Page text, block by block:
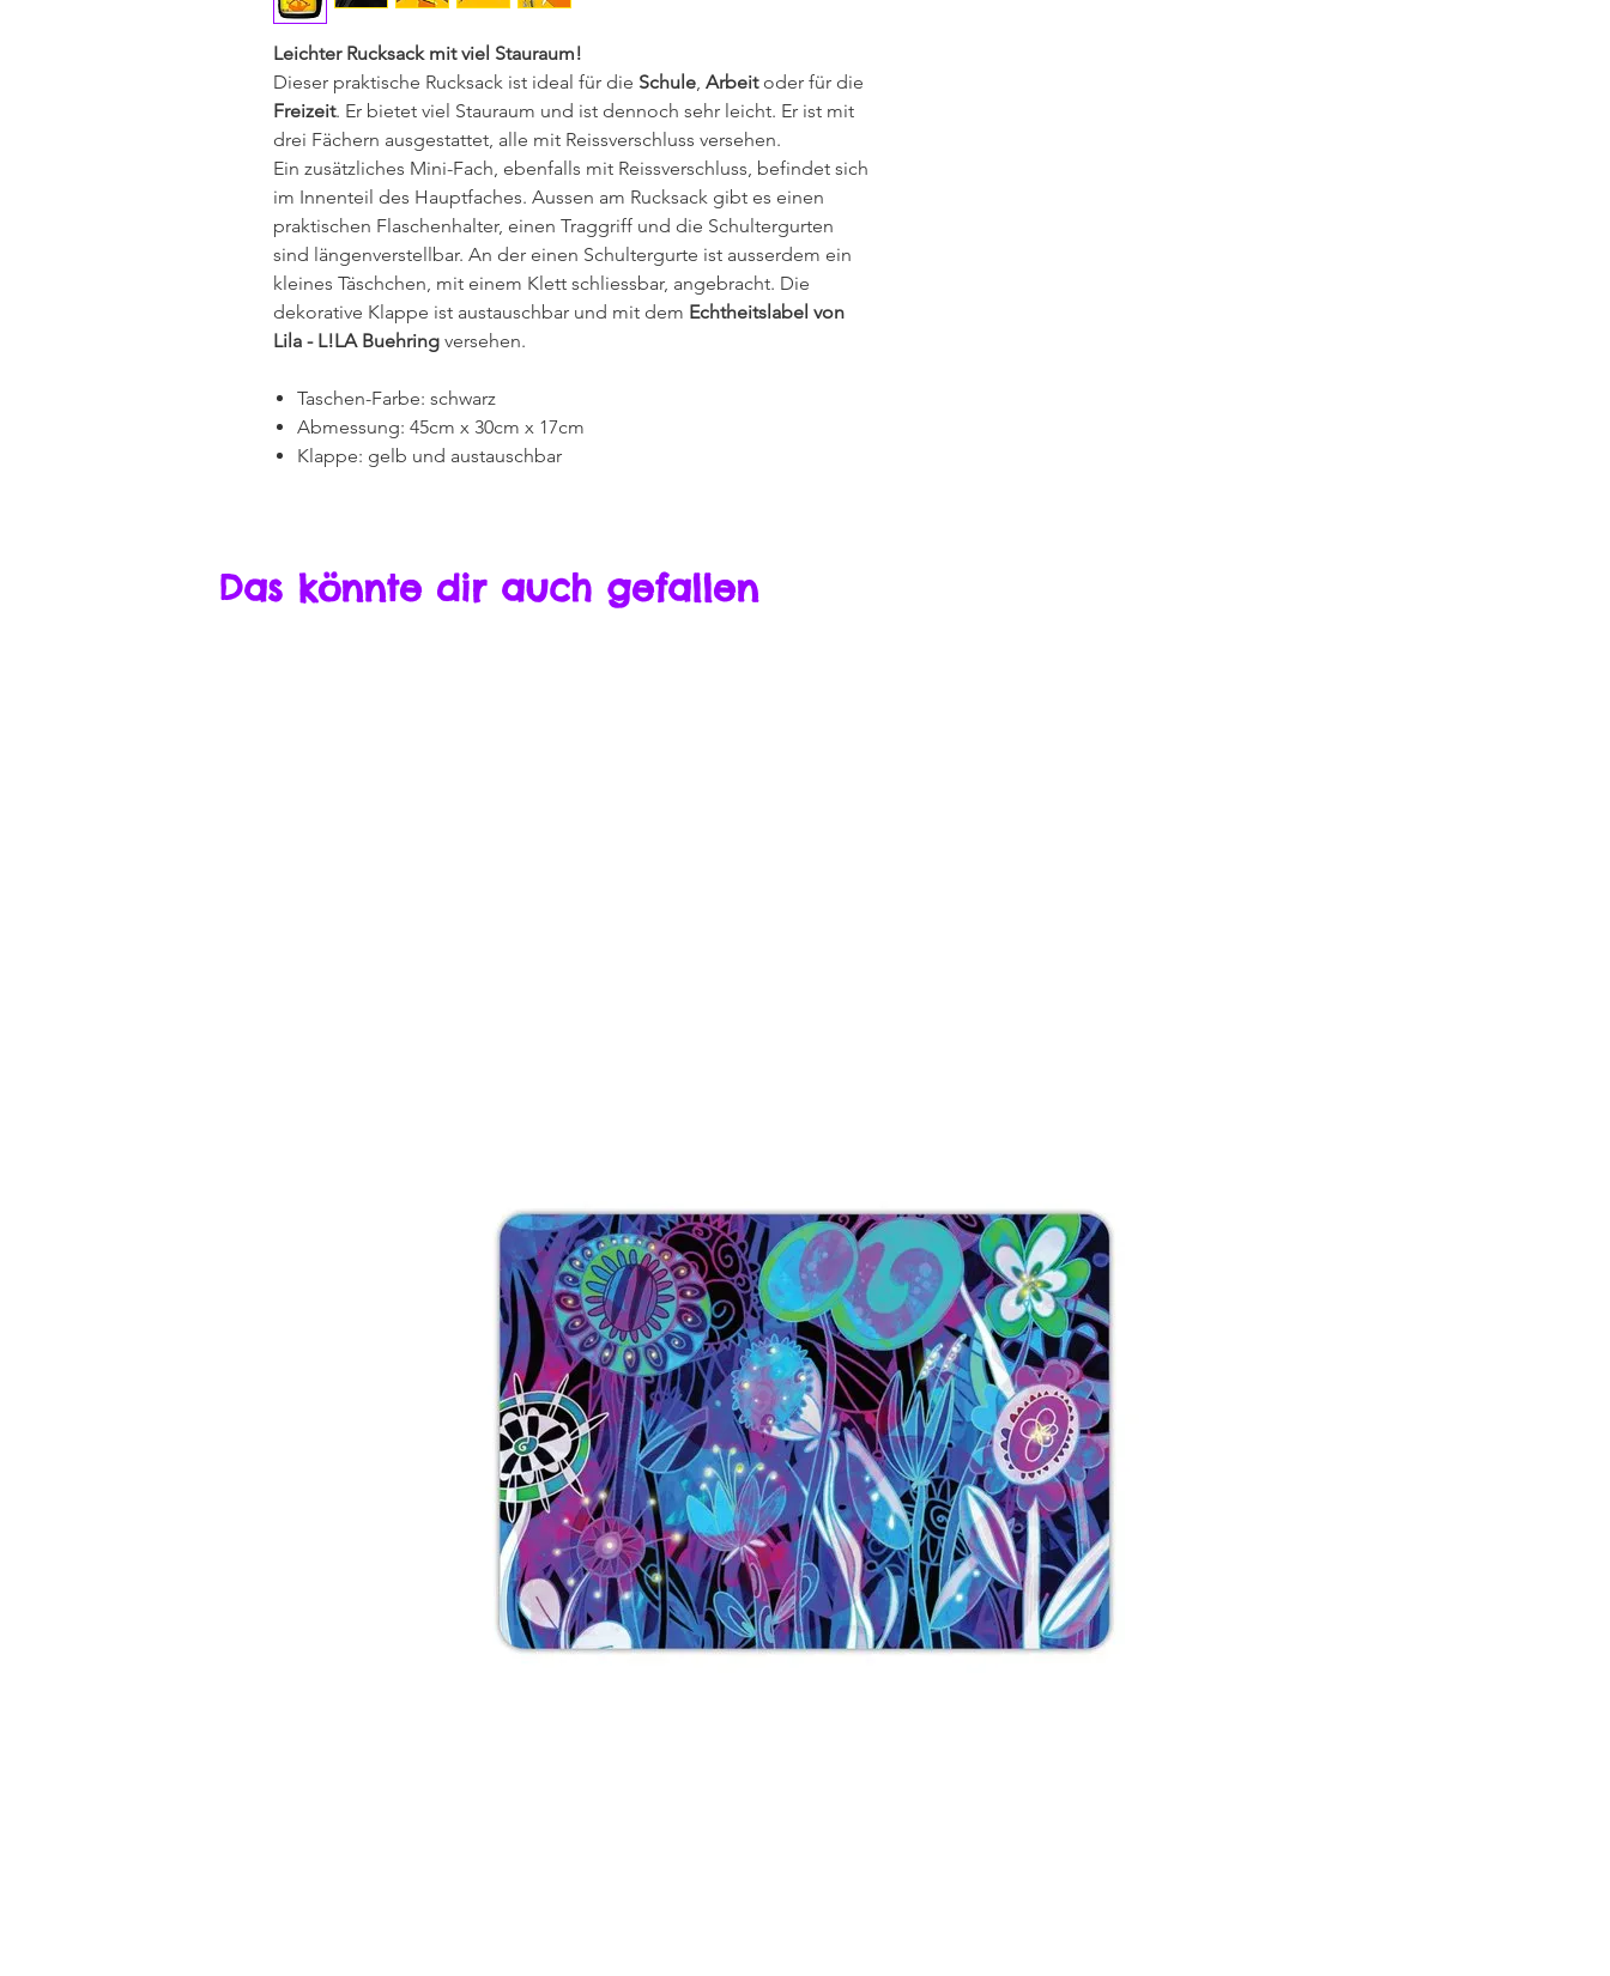
Leichter Rucksack mit viel Stauraum!
Dieser praktische Rucksack ist ideal für die Schule, Arbeitoder für die
Freizeit. Er bietet viel Stauraum und ist dennoch sehr leicht. Er ist mit
drei Fächern ausgestattet, alle mit Reissverschluss versehen.
Ein zusätzliches Mini-Fach, ebenfalls mit Reissverschluss, befindet sich
im Innenteil des Hauptfaches. Aussen am Rucksack gibt es einen
praktischen Flaschenhalter, einen Traggriff und die Schultergurten
sind längenverstellbar. An der einen Schultergurte ist ausserdem ein
kleines Täschchen, mit einem Klett schliessbar, angebracht. Die
dekorative Klappe ist austauschbar und mit dem Echtheitslabel von
Lila - L!LA Buehring versehen.
Taschen-Farbe: schwarz
Abmessung: 45cm x 30cm x 17cm
Klappe: gelb und austauschbar
Das könnte dir auch gefallen